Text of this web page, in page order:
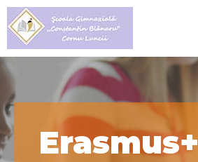
Erasmus+